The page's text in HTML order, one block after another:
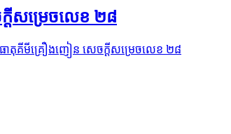
ដីសម្រេចលេខ ២៨
ធាតុគីមីគ្រឿងញៀន សេចក្ដីសម្រេចលេខ ២៨